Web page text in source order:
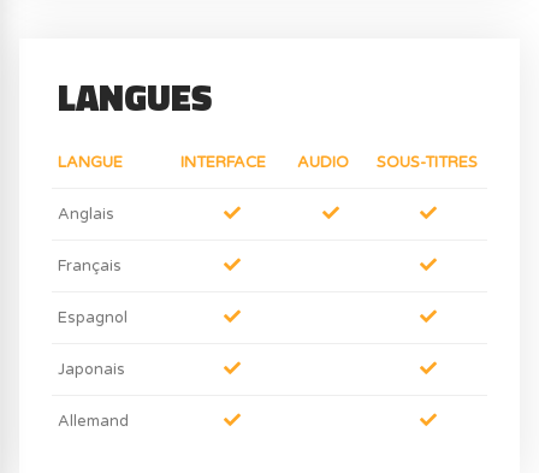
LANGUES
LANGUE INTERFACE AUDIO SOUS-TITRES
Anglais
Français
Espagnol
Japonais
Allemand